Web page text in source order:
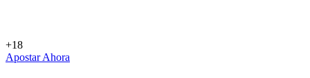
+18
Apostar Ahora